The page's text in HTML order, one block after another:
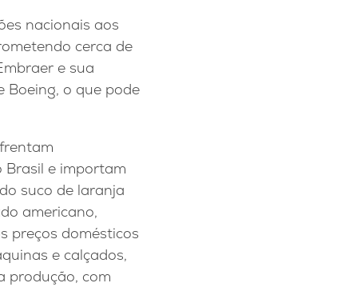
nacionais aos
cerca de
e sua
Boeing, o que pode
Brasil e importam
suco de laranja
americano,
preços domésticos
e calçados,
produção, com